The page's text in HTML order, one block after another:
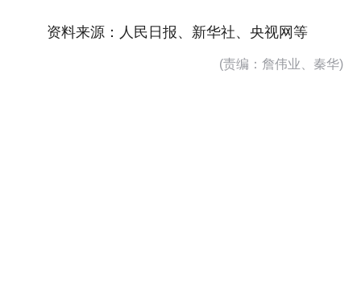
资料来源：人民日报、新华社、央视网等
(责编：詹伟业、秦华)